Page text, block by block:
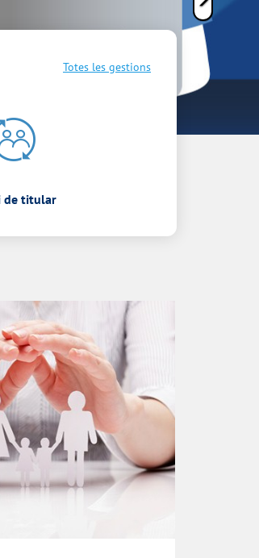
Totes les gestions
de titular